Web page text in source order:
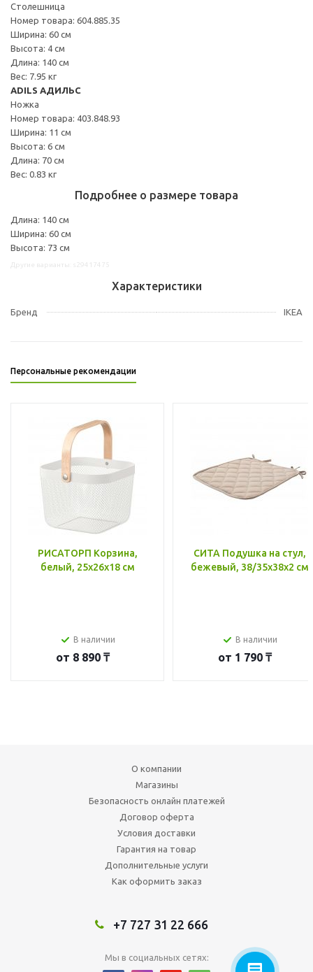
Столешница
Номер товара: 604.885.35
Ширина: 60 см
Высота: 4 см
Длина: 140 см
Вес: 7.95 кг
ADILS АДИЛЬС
Ножка
Номер товара: 403.848.93
Ширина: 11 см
Высота: 6 см
Длина: 70 см
Вес: 0.83 кг
Подробнее о размере товара
Длина: 140 см
Ширина: 60 см
Высота: 73 см
Характеристики
Бренд IKEA
Персональные рекомендации
РИСАТОРП Корзина,
белый, 25x26x18 см
В наличии
от 8 890 ₸
СИТА Подушка на стул,
бежевый, 38/35x38x2 см
В наличии
от 1 790 ₸
О компании
Магазины
Безопасность онлайн платежей
Договор оферта
Условия доставки
Гарантия на товар
Дополнительные услуги
Как оформить заказ
+7 727 31 22 666
Мы в социальных сетях: